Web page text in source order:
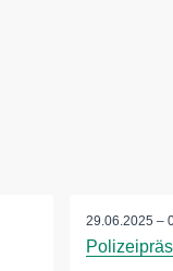
29.06.2025 –